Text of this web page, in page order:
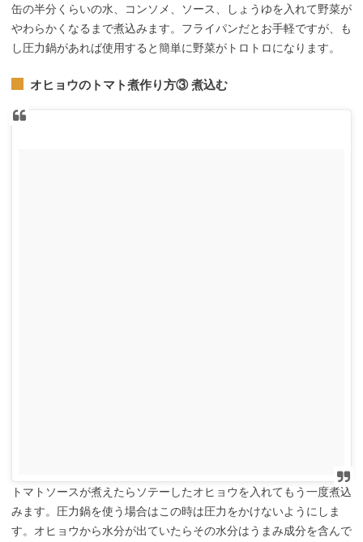
缶の半分くらいの水、コンソメ、ソース、しょうゆを入れて野菜が
やわらかくなるまで煮込みます。フライパンだとお手軽ですが、も
し圧力鍋があれば使用すると簡単に野菜がトロトロになります。
オヒョウのトマト煮作り方③ 煮込む
トマトソースが煮えたらソテーしたオヒョウを入れてもう一度煮込
みます。圧力鍋を使う場合はこの時は圧力をかけないようにしま
す。オヒョウから水分が出ていたらその水分はうまみ成分を含んで